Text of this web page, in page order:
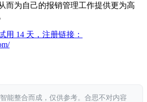
而为自己的报销管理工作提供更为高
用 14 天，注册链接：
能整合而成，仅供参考。合思不对内容